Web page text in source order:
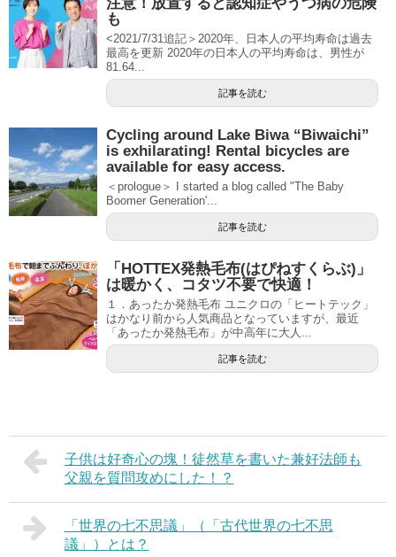
も
<2021/7/31追記＞2020年、日本人の平均寿命は過去
最高を更新 2020年の日本人の平均寿命は、男性が
81.64...
記事を読む
Cycling around Lake Biwa “Biwaichi”
is exhilarating! Rental bicycles are
available for easy access.
＜prologue＞ I started a blog called "The Baby
Boomer Generation'...
記事を読む
「HOTTEX発熱毛布(はぴねすくらぶ)」
は暖かく、コタツ不要で快適！
１．あったか発熱毛布 ユニクロの「ヒートテック」
はかなり前から人気商品となっていますが、最近
「あったか発熱毛布」が中高年に大人...
記事を読む
子供は好奇心の塊！徒然草を書いた兼好法師も
父親を質問攻めにした！？
「世界の七不思議」（「古代世界の七不思
議」）とは？